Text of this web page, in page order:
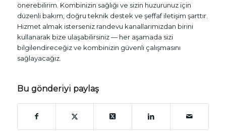
önerebilirim. Kombinizin sağlığı ve sizin huzurunuz için
düzenli bakım, doğru teknik destek ve şeffaf iletişim şarttır.
Hizmet almak isterseniz randevu kanallarımızdan birini
kullanarak bize ulaşabilirsiniz — her aşamada sizi
bilgilendireceğiz ve kombinizin güvenli çalışmasını
sağlayacağız.
Bu gönderiyi paylaş